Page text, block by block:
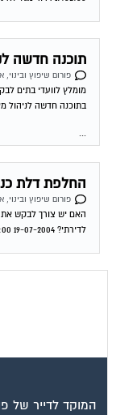
תוכנה חדשה
פורום שיפוץ ובינוי,
מומלץ לוועדי בתים
בתוכנה חדשה לניהול
...
החלפת דלת
פורום שיפוץ ובינוי,
האם יש צורך לבקש את
לדירתי? 19-07-2004 17:39:00 דרור מגל למה אתה חושב שאתה צריך לשאול...
המוקד לדייר של